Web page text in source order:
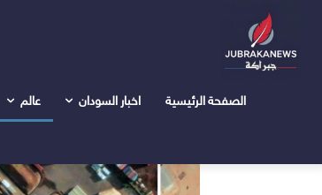
الصفحة الرئيسية اخبار السودان عالم